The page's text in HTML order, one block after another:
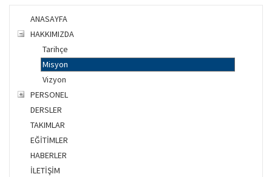
ANASAYFA
HAKKIMIZDA
Tarihçe
Misyon
Vizyon
PERSONEL
DERSLER
TAKIMLAR
EĞİTİMLER
HABERLER
İLETİŞİM